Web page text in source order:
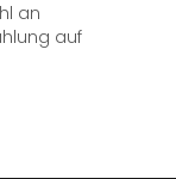
an
auf